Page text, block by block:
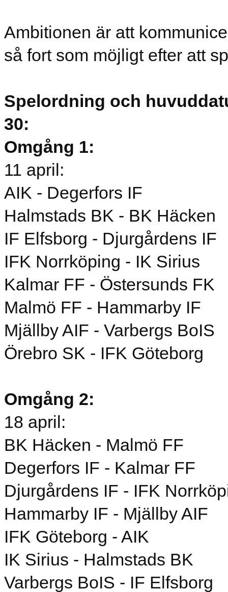
Ambitionen är att
så fort som möjligt efter att
Spelordning och
30:
Omgång 1:
11 april:
AIK - Degerfors IF
Halmstads BK - BK Häcken
IF Elfsborg - Djurgårdens IF
IFK Norrköping - IK Sirius
Kalmar FF - Östersunds FK
Malmö FF - Hammarby IF
Mjällby AIF - Varbergs BoIS
Örebro SK - IFK Göteborg
Omgång 2:
18 april:
BK Häcken - Malmö FF
Degerfors IF - Kalmar FF
Djurgårdens IF - IFK
Hammarby IF - Mjällby AIF
IFK Göteborg - AIK
IK Sirius - Halmstads BK
Varbergs BoIS - IF Elfsborg